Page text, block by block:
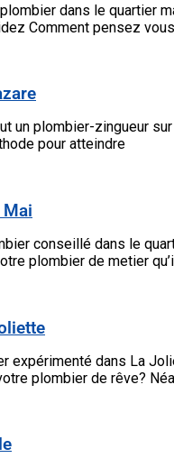
dans le quartier
Comment pensez
un plombier-zingueur
pour atteindre
conseillé dans le
plombier de metier
expérimenté dans La
plombier de rêve?